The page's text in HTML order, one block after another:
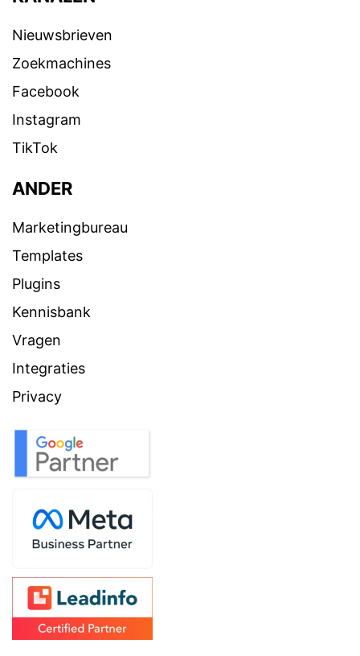
Nieuwsbrieven
Zoekmachines
Facebook
Instagram
TikTok
ANDER
Marketingbureau
Templates
Plugins
Kennisbank
Vragen
Integraties
Privacy